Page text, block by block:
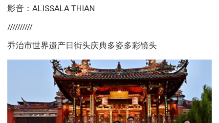
影音：ALISSALA THIAN
//////////
乔治市世界遗产日街头庆典多姿多彩镜头